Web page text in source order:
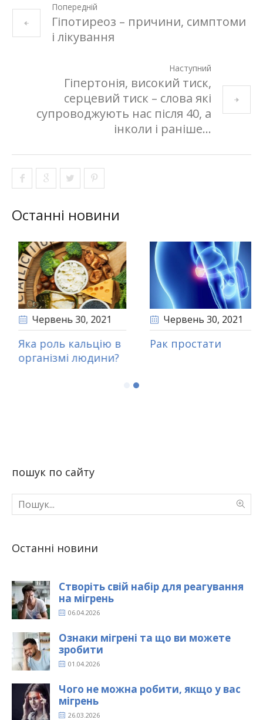
Попередній
Гіпотиреоз – причини, симптоми
і лікування
Наступний
Гіпертонія, високий тиск,
серцевий тиск – слова які
супроводжують нас після 40, а
інколи і раніше…
Останні новини
Червень 30, 2021
таке вітаміни?
Червень 30, 2021
Яка роль кальцію в
пошук по сайту
Останні новини
Створіть свій набір для реагування
на мігрень
06.04.2026
Ознаки мігрені та що ви можете
зробити
01.04.2026
Чого не можна робити, якщо у вас
мігрень
26.03.2026